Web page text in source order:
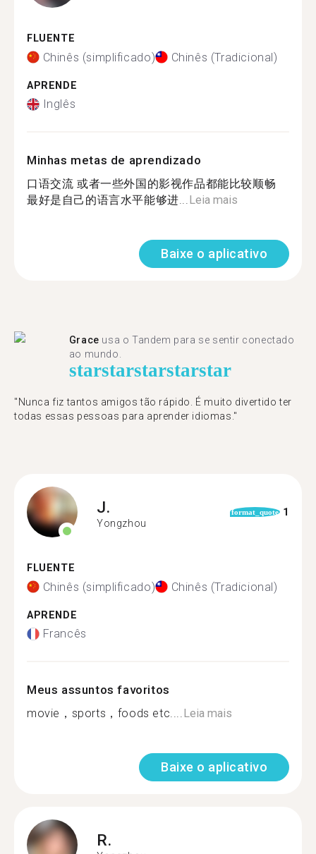
FLUENTE
Chinês (simplificado) Chinês (Tradicional)
APRENDE
Inglês
Minhas metas de aprendizado
口语交流 或者一些外国的影视作品都能比较顺畅
最好是自己的语言水平能够进...Leia mais
Baixe o aplicativo
Grace usa o Tandem para se sentir conectado
ao mundo.
starstarstarstarstar
"Nunca fiz tantos amigos tão rápido. É muito divertido ter
todas essas pessoas para aprender idiomas."
J.
Yongzhou
format_quote 1
FLUENTE
Chinês (simplificado) Chinês (Tradicional)
APRENDE
Francês
Meus assuntos favoritos
movie，sports，foods etc....Leia mais
Baixe o aplicativo
R.